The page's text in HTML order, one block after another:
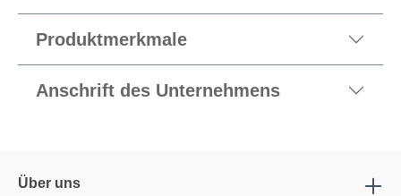
Produktmerkmale
Anschrift des Unternehmens
Über uns